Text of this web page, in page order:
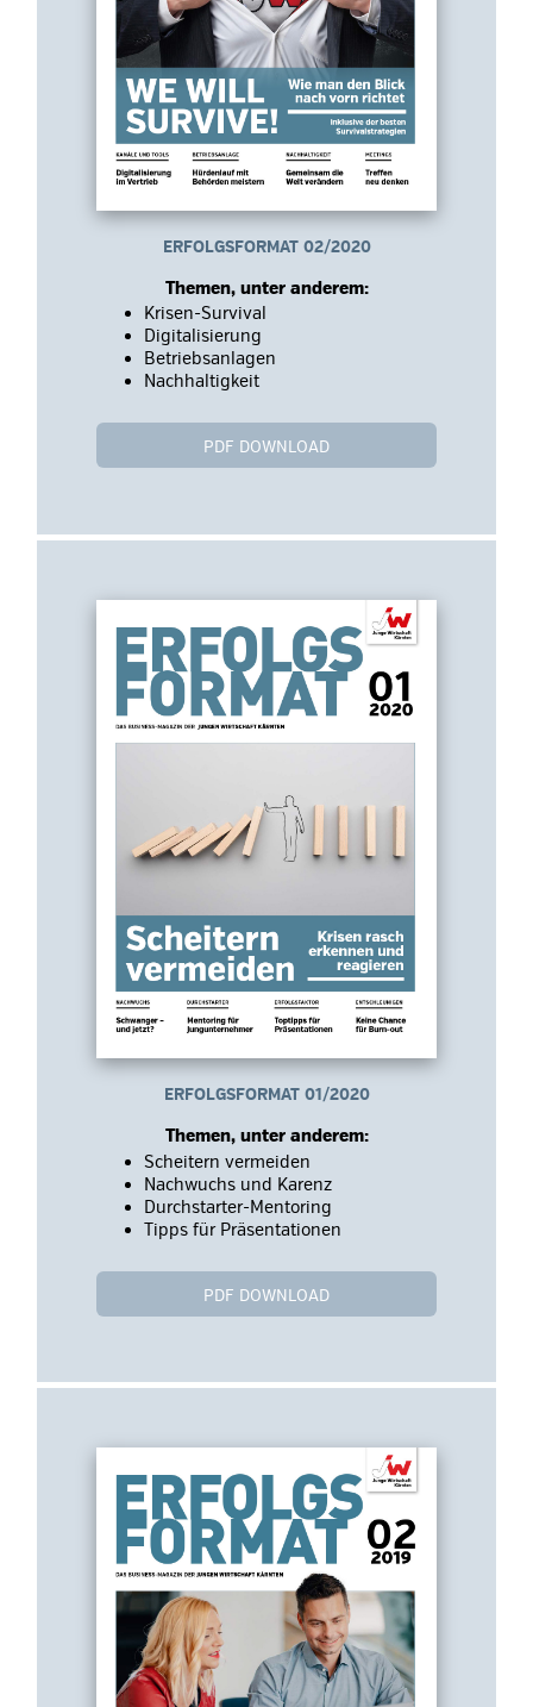
ERFOLGSFORMAT 02/2020
Themen, unter anderem:
Krisen-Survival
Digitalisierung
Betriebsanlagen
Nachhaltigkeit
PDF DOWNLOAD
ERFOLGSFORMAT 01/2020
Themen, unter anderem:
Scheitern vermeiden
Nachwuchs und Karenz
Durchstarter-Mentoring
Tipps für Präsentationen
PDF DOWNLOAD